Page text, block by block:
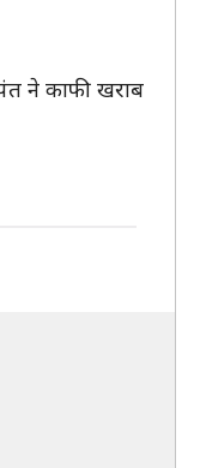
ने काफी खराब